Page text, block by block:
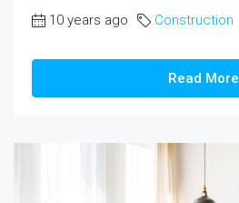
10 years ago Construction
Read More